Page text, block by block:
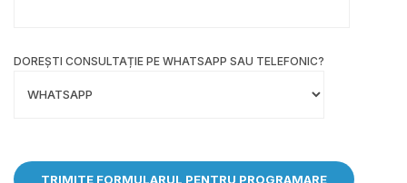
DOREȘTI CONSULTAȚIE PE WHATSAPP SAU TELEFONIC?